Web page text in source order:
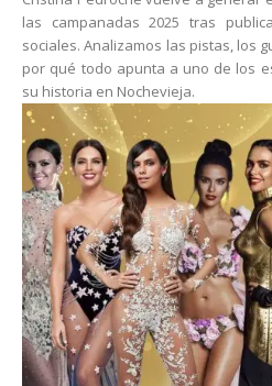
las campanadas 2025 tras
sociales. Analizamos las pistas, los
por qué todo apunta a uno de los
su historia en Nochevieja.